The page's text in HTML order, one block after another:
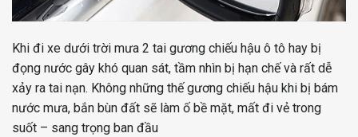
Khi đi xe dưới trời mưa 2 tai gương chiếu hậu ô tô hay bị
đọng nước gây khó quan sát, tầm nhìn bị hạn chế và rất dễ
xảy ra tai nạn. Không những thế gương chiếu hậu khi bị bám
nước mưa, bắn bùn đất sẽ làm ố bề mặt, mất đi vẻ trong
suốt – sang trọng ban đầu